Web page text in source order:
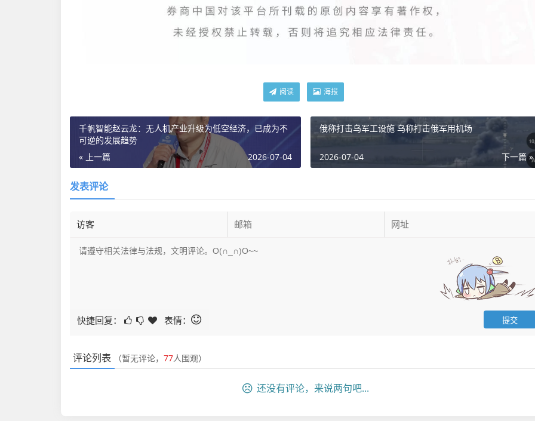
阅读 海报
千帆智能赵云龙：无人机产业升级为低空经济，已成为不
可逆的发展趋势
« 上一篇
2026-07-04
俄称打击乌军工设施 乌称打击俄军用机场
下一篇 »
2026-07-04
发表评论
快捷回复： 表情：
评论列表 （暂无评论， 77人围观）
还没有评论，来说两句吧...